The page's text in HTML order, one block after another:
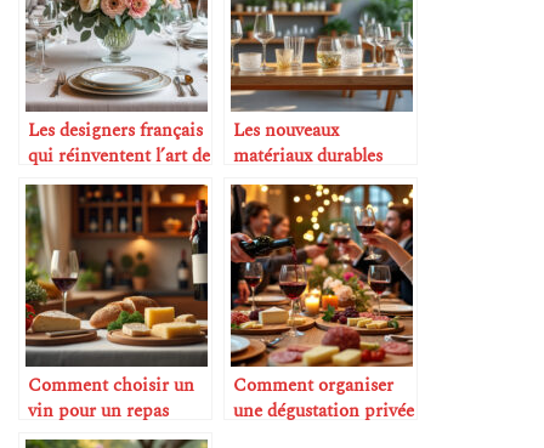
Les designers français
qui réinventent l’art de
la table
Les nouveaux
matériaux durables
pour la verrerie
Comment choisir un
vin pour un repas
improvisé
Comment organiser
une dégustation privée